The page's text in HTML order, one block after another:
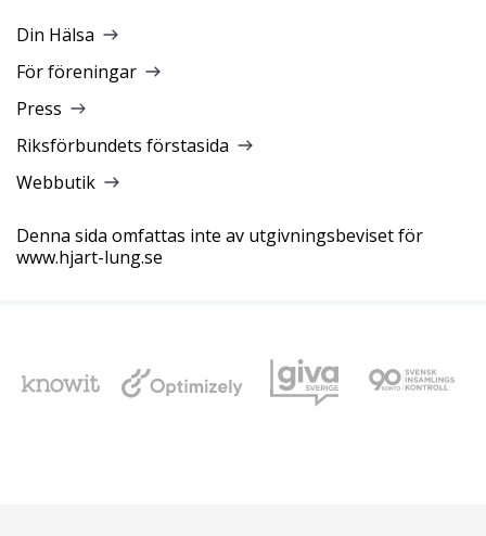
Din Hälsa
För föreningar
Press
Riksförbundets förstasida
Webbutik
Denna sida omfattas inte av utgivningsbeviset för
www.hjart-lung.se